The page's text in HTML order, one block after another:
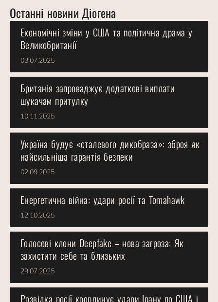
Останні новини Діогена
Економічні зміни у США та політична драма у
Великобританії
03.07.2025
Британія запроваджує додаткові виплати
шукачам притулку
10.11.2025
Україна будує «сталевого дикобраза»: зброя як
найсильніша гарантія безпеки
02.09.2025
Енергетична війна: удари росії та Tomahawk
12.10.2025
Голосові клони Deepfake – нова загроза: Як
захистити себе та близьких
29.07.2025
Розвідка росії координує удари Ірану по США і